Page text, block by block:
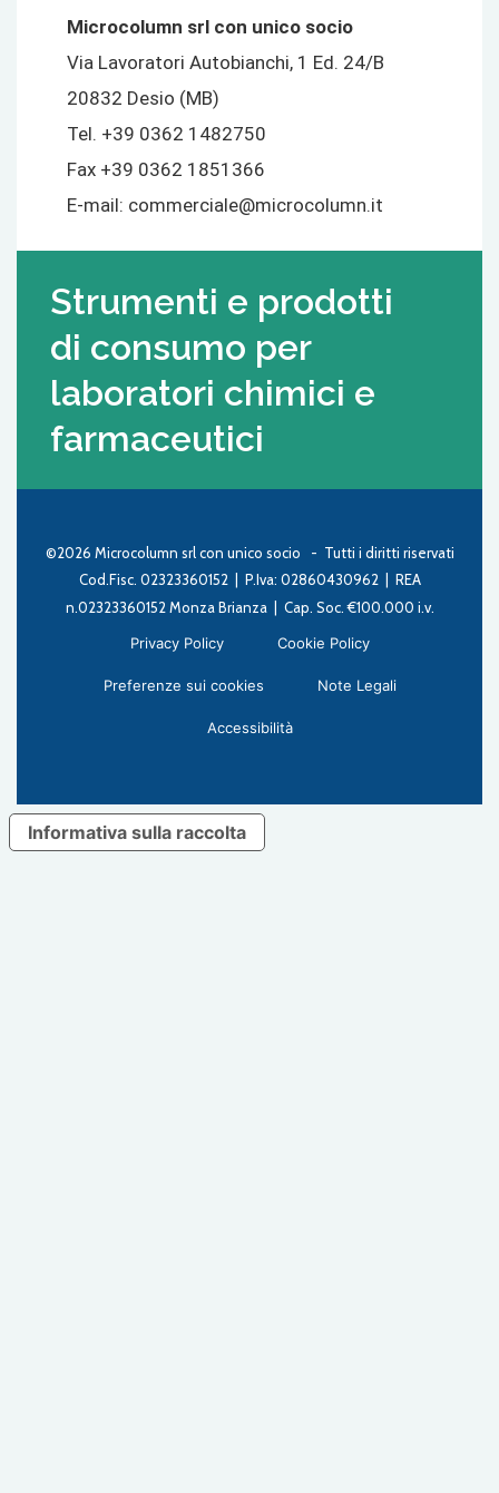
Microcolumn srl con unico socio
Via Lavoratori Autobianchi, 1 Ed. 24/B
20832 Desio (MB)
Tel. +39 0362 1482750
Fax +39 0362 1851366
E-mail: commerciale@microcolumn.it
Strumenti e prodotti
di consumo per
laboratori chimici e
farmaceutici
©2026 Microcolumn srl con unico socio - Tutti i diritti riservati
Cod.Fisc. 02323360152 | P.Iva: 02860430962 | REA
n.02323360152 Monza Brianza | Cap. Soc. €100.000 i.v.
Privacy Policy
Cookie Policy
Preferenze sui cookies Note Legali
Accessibilità
Informativa sulla raccolta